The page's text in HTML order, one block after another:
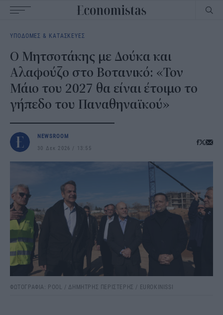
navigation
ΥΠΟΔΟΜΕΣ & ΚΑΤΑΣΚΕΥΕΣ
Ο Μητσοτάκης με Δούκα και
Αλαφούζο στο Βοτανικό: «Τον
Μάιο του 2027 θα είναι έτοιμο το
γήπεδο του Παναθηναϊκού»
NEWSROOM
30 Δεκ 2026
13:55
ΦΩΤΟΓΡΑΦΙΑ: POOL / ΔΗΜΗΤΡΗΣ ΠΕΡΙΣΤΕΡΗΣ / EUROKINISSI